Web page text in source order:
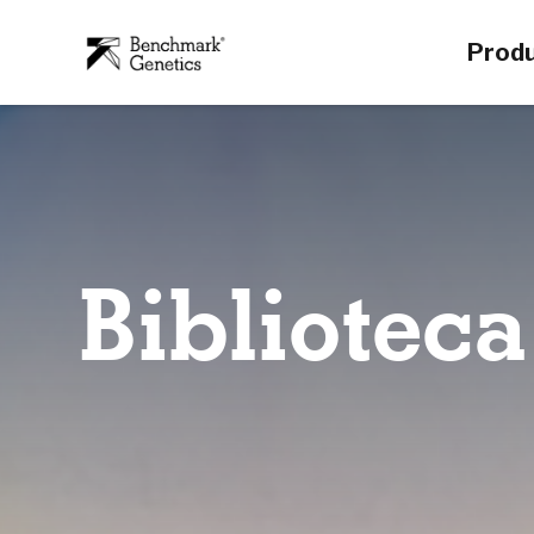
Biblioteca